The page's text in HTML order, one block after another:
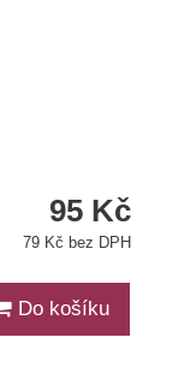
95 Kč
79 Kč bez DPH
Do košíku